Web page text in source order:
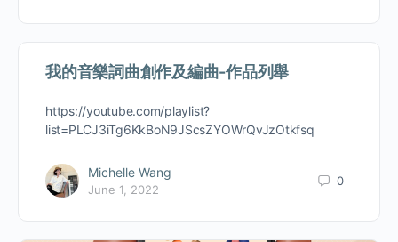
我的音樂詞曲創作及編曲-作品列舉
https://youtube.com/playlist?
list=PLCJ3iTg6KkBoN9JScsZYOWrQvJzOtkfsq
Michelle Wang
June 1, 2022
0